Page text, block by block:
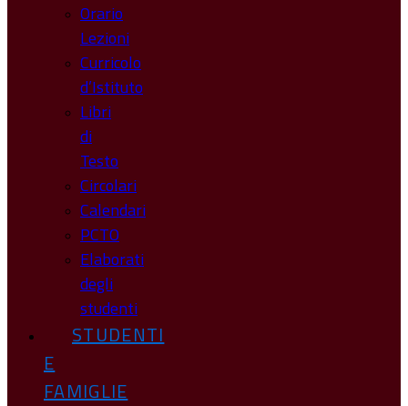
Orario
Lezioni
Curricolo
d’Istituto
Libri
di
Testo
Circolari
Calendari
PCTO
Elaborati
degli
studenti
STUDENTI
E
FAMIGLIE